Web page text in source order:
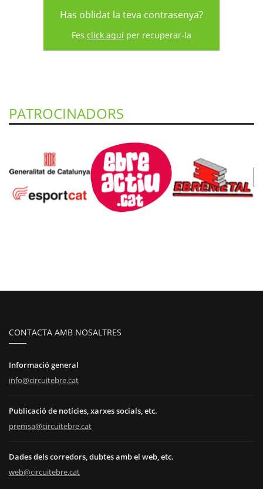
Has oblidat la teva contrasenya?
Fes click aquí per recuperar-la
PATROCINADORS
CONTACTA AMB NOSALTRES
Informació general
info@circuitebre.cat
Publicació de notícies, xarxes socials, etc.
premsa@circuitebre.cat
Dades dels corredors, dubtes amb el web, etc.
web@circuitebre.cat